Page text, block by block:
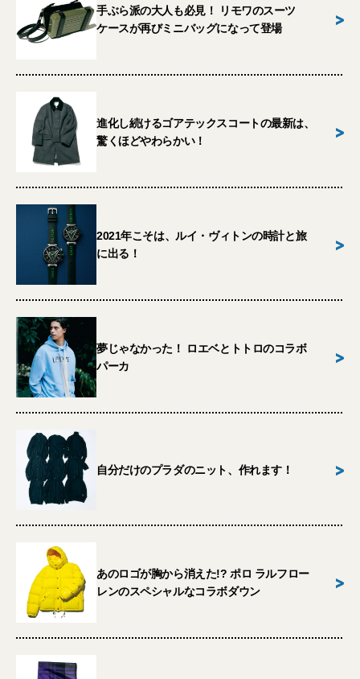
手ぶら派の大人も必見！ リモワのスーツ
ケースが再びミニバッグになって登場
>
進化し続けるゴアテックスコートの最新は、
驚くほどやわらかい！
>
2021年こそは、ルイ・ヴィトンの時計と旅
に出る！
>
夢じゃなかった！ ロエベとトトロのコラボ
パーカ
>
自分だけのプラダのニット、作れます！ >
あのロゴが胸から消えた!? ポロ ラルフロー
レンのスペシャルなコラボダウン
>